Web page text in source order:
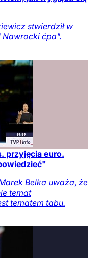
stwierdził w
Nawrocki ćpa".
przyjęcia euro.
Belka uważa, że
temat
tematem tabu.